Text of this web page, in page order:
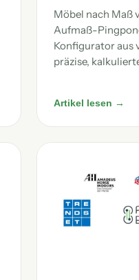
Möbel nach Maß
Aufmaß-
Konfigurator aus
präzise,
Artikel lesen →